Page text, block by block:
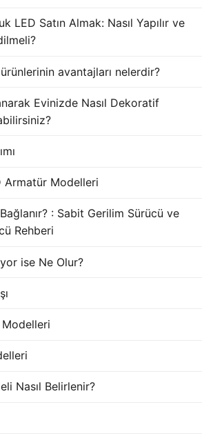
LED Satın Almak: Nasıl Yapılır ve
avantajları nelerdir?
Evinizde Nasıl Dekoratif
Armatür Modelleri
: Sabit Gerilim Sürücü ve
Rehberi
ise Ne Olur?
Nasıl Belirlenir?